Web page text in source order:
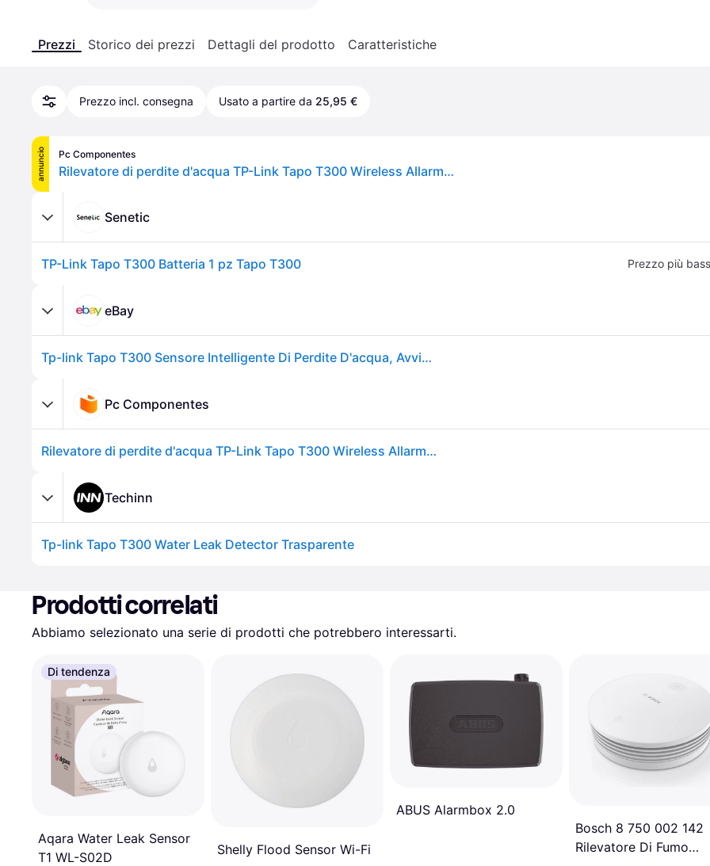
Prezzi Storico dei prezzi Dettagli del prodotto Caratteristiche
Prezzo incl. consegna Usato a partire da 25,95 €
annuncio Pc Componentes
Rilevatore di perdite d'acqua TP-Link Tapo T300 Wireless Allarme 90dB IP67
Senetic
TP-Link Tapo T300 Batteria 1 pz Tapo T300 Prezzo più
eBay
Tp-link Tapo T300 Sensore Intelligente Di Perdite D'acqua, Avviso Di Gocciolamen
Pc Componentes
Rilevatore di perdite d'acqua TP-Link Tapo T300 Wireless Allarme 90dB IP67
Techinn
Tp-link Tapo T300 Water Leak Detector Trasparente
Prodotti correlati
Abbiamo selezionato una serie di prodotti che potrebbero interessarti.
Di tendenza
Aqara Water Leak Sensor
T1 WL-S02D
Shelly Flood Sensor Wi-Fi
ABUS Alarmbox 2.0
Bosch 8 750 002 142
Rilevatore Di Fumo